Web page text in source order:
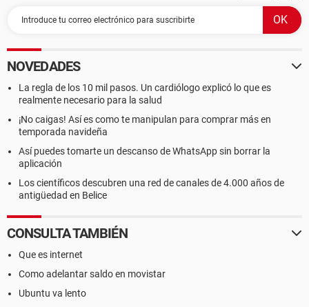
NOVEDADES
La regla de los 10 mil pasos. Un cardiólogo explicó lo que es
realmente necesario para la salud
¡No caigas! Así es como te manipulan para comprar más en
temporada navideña
Así puedes tomarte un descanso de WhatsApp sin borrar la
aplicación
Los científicos descubren una red de canales de 4.000 años de
antigüedad en Belice
CONSULTA TAMBIÉN
Que es internet
Como adelantar saldo en movistar
Ubuntu va lento